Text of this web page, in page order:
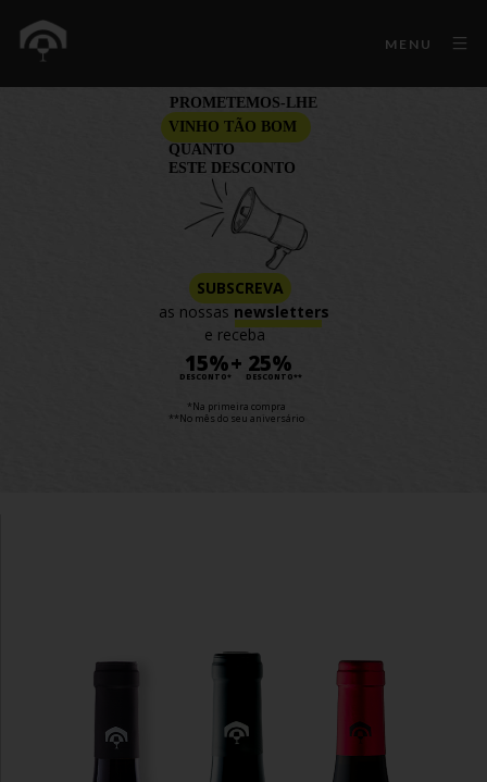
MENU
VINHO TÃO BOM
QUANTO
ESTE DESCONTO
PROMETEMOS-LHE
SUBSCREVA
as nossas newsletters
e receba
15%+ 25%
DESCONTO* DESCONTO**
*Na primeira compra
**No mês do seu aniversário